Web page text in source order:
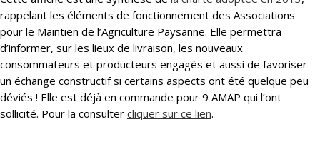
rappelant les éléments de fonctionnement des Associations
pour le Maintien de l’Agriculture Paysanne. Elle permettra
d’informer, sur les lieux de livraison, les nouveaux
consommateurs et producteurs engagés et aussi de favoriser
un échange constructif si certains aspects ont été quelque peu
déviés ! Elle est déjà en commande pour 9 AMAP qui l’ont
sollicité. Pour la consulter cliquer sur ce lien.